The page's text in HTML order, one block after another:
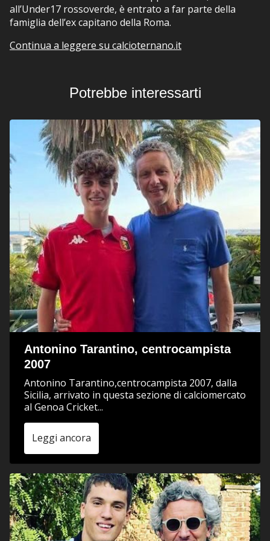
all’Under17 rossoverde, è entrato a far parte della
famiglia dell’ex capitano della Roma.
Continua a leggere su calcioternano.it
Potrebbe interessarti
Antonino Tarantino, centrocampista
2007
Antonino Tarantino,centrocampista 2007, dalla
Sicilia, arrivato in questa sezione di calciomercato
al Genoa Cricket...
Leggi ancora